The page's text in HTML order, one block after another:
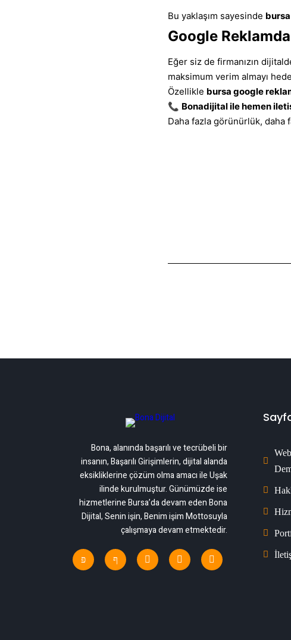
Bu yaklaşım sayesinde
Google
Eğer siz de firmanızın
maksimum verim almayı
Özellikle bursa google
📞 Bonadijital ile hemen
Daha fazla görünürlük, daha
Bona, alanında başarılı ve tecrübeli bir
insanın, Başarılı Girişimlerin, dijital alanda
eksikliklerine çözüm olma amacı ile Uşak
ilinde kurulmuştur. Günümüzde ise
hizmetlerine Bursa’da devam eden Bona
Dijital, Senin işin, Benim işim Mottosuyla
çalışmaya devam etmektedir.